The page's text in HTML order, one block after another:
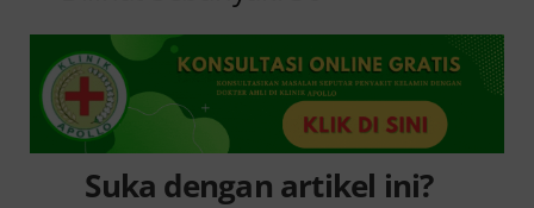
Suka dengan artikel ini?